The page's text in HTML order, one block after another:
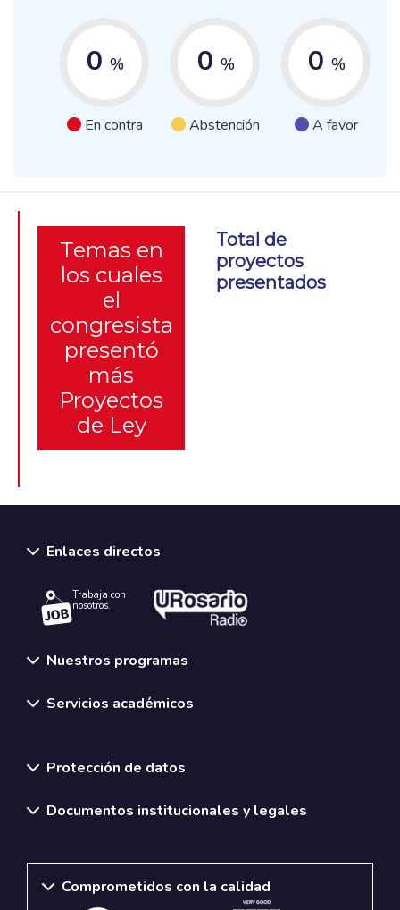
0 %
En contra
0 %
Abstención
0 %
A favor
Temas en
los cuales
el
congresista
presentó
más
Proyectos
de Ley
Total de
proyectos
presentados
Enlaces directos
Trabaja con
nosotros.
Nuestros programas
Servicios académicos
Protección de datos
Documentos institucionales y legales
Comprometidos con la calidad